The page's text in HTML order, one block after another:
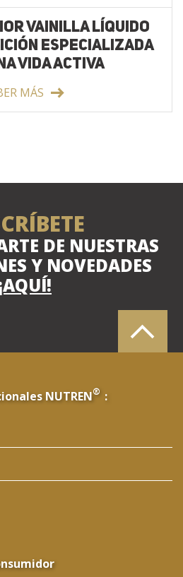
VAINILLA LÍQUIDO
ESPECIALIZADA
VIDA ACTIVA
MÁS
DE NUESTRAS
Y NOVEDADES
NUTREN® :